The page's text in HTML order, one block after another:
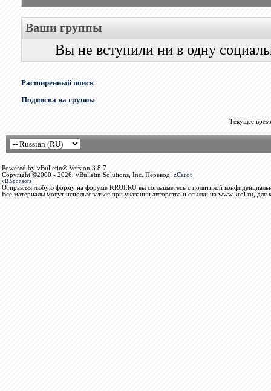
Ваши группы
Вы не вступили ни в одну
Расширенный поиск
Подписка на группы
Текущее
Powered by vBulletin® Version 3.8.7
Copyright ©2000 - 2026, vBulletin Solutions, Inc. Перевод: zCarot
vB.Sponsors
Отправляя любую форму на форуме KROI.RU вы соглашаетесь с политикой
Все материалы могут использоваться при указании авторства и ссылки на www.kroi.ru, для